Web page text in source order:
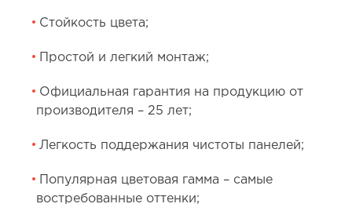
Стойкость цвета;
Простой и легкий монтаж;
Официальная гарантия на продукцию от
производителя – 25 лет;
Легкость поддержания чистоты панелей;
Популярная цветовая гамма – самые
востребованные оттенки;